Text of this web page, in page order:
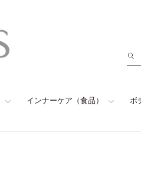
インナーケア（食品） ボ